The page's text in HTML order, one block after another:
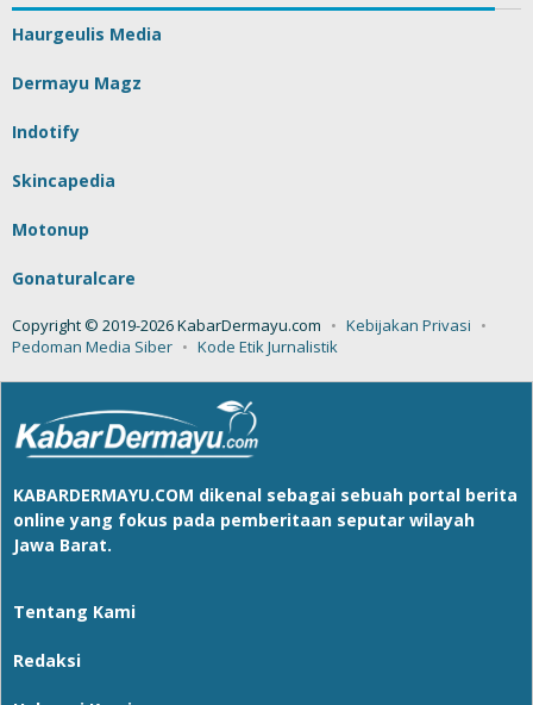
Haurgeulis Media
Dermayu Magz
Indotify
Skincapedia
Motonup
Gonaturalcare
Copyright © 2019-2026 KabarDermayu.com
Kebijakan Privasi
Pedoman Media Siber
Kode Etik Jurnalistik
KABARDERMAYU.COM dikenal sebagai sebuah portal berita
online yang fokus pada pemberitaan seputar wilayah
Jawa Barat.
Tentang Kami
Redaksi